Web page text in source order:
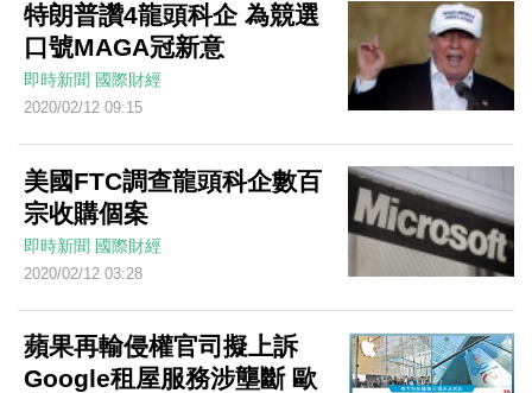
特朗普讚4龍頭科企 為競選
口號MAGA冠新意
即時新聞 國際財經
2020/02/12 09:15
美國FTC調查龍頭科企數百
宗收購個案
即時新聞 國際財經
2020/02/12 03:28
蘋果再輸侵權官司擬上訴
Google租屋服務涉壟斷 歐